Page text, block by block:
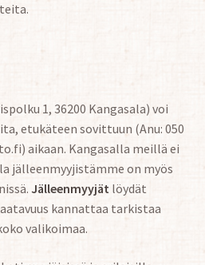
1, 36200 Kangasala) voi
etukäteen sovittuun (Anu: 050
aikaan. Kangasalla meillä ei
jälleenmyyjistämme on myös
Jälleenmyyjät löydät
kannattaa tarkistaa
valikoimaa.